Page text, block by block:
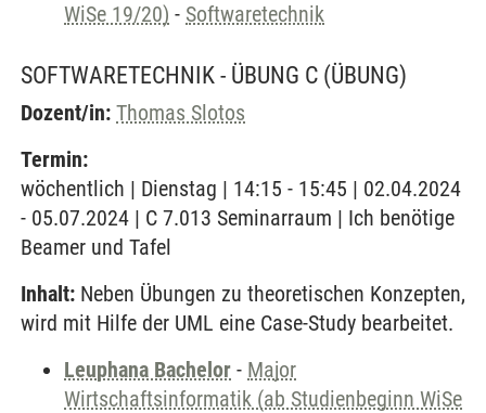
WiSe 19/20) - Softwaretechnik
SOFTWARETECHNIK - ÜBUNG C (ÜBUNG)
Dozent/in: Thomas Slotos
Termin:
wöchentlich | Dienstag | 14:15 - 15:45 | 02.04.2024
- 05.07.2024 | C 7.013 Seminarraum | Ich benötige
Beamer und Tafel
Inhalt: Neben Übungen zu theoretischen Konzepten,
wird mit Hilfe der UML eine Case-Study bearbeitet.
Leuphana Bachelor - Major
Wirtschaftsinformatik (ab Studienbeginn WiSe